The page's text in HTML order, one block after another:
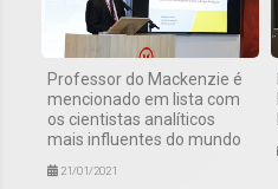
Professor do Mackenzie é
mencionado em lista com
os cientistas analíticos
mais influentes do mundo
21/01/2021